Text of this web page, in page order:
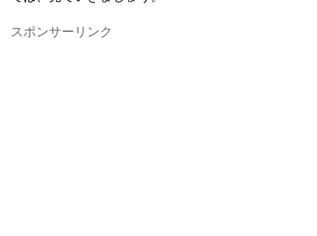
スポンサーリンク